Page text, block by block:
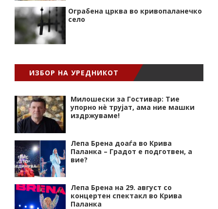
Ограбена црква во кривопаланечко
село
ИЗБОР НА УРЕДНИКОТ
Милошески за Гостивар: Тие
упорно нѐ трујат, ама ние машки
издржуваме!
Лепа Брена доаѓа во Крива
Паланка – Градот е подготвен, а
вие?
Лепа Брена на 29. август со
концертен спектакл во Крива
Паланка